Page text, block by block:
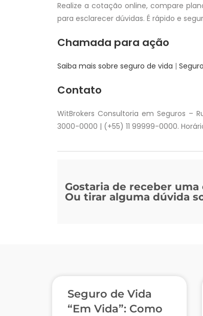
Realize a cotação online, compare
para esclarecer dúvidas. É rápido e
Chamada para ação
Saiba mais sobre seguro de vida |
Contato
WitBrokers Consultoria em Seguros –
3000-0000 | (+55) 11 99999-0000.
Gostaria de receber uma
Ou tirar alguma dúvida
Seguro de Vida
“Em Vida”: Como